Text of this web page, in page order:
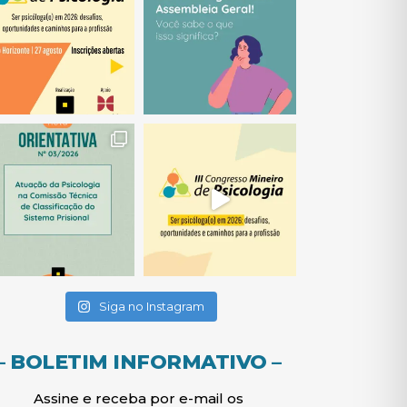
(abre em nova janela) (abre em nova janela)
Siga no Instagram(abre em nova janela)
BOLETIM INFORMATIVO –
Assine e receba por e-mail os